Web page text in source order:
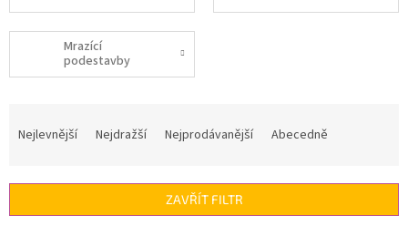
Mrazící
podestavby
í
Nejlevnější Nejdražší Nejprodávanější Abecedně
ZAVŘÍT FILTR